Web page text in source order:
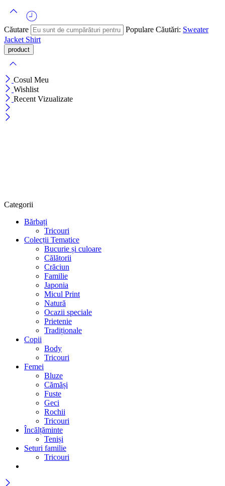
Căutare Populare Căutări: Sweater
Jacket Shirt
Cosul Meu
Wishlist
Recent Vizualizate
Categorii
Bărbați
Tricouri
Colecții Tematice
Bucurie și culoare
Călătorii
Crăciun
Familie
Japonia
Micul Print
Natură
Ocazii speciale
Prietenie
Tradiționale
Copii
Body
Tricouri
Femei
Bluze
Cămăși
Fuste
Geci
Rochii
Tricouri
Încălțăminte
Teniși
Seturi familie
Tricouri